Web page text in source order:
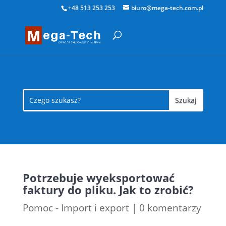
+48 513 253 253 biuro@mega-tech.com.pl
Potrzebuje wyeksportować
faktury do pliku. Jak to zrobić?
Pomoc - Import i export| 0 komentarzy